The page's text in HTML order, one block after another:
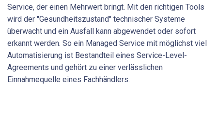
Service, der einen Mehrwert bringt. Mit den richtigen Tools
wird der "Gesundheitszustand" technischer Systeme
überwacht und ein Ausfall kann abgewendet oder sofort
erkannt werden. So ein Managed Service mit möglichst viel
Automatisierung ist Bestandteil eines Service-Level-
Agreements und gehört zu einer verlässlichen
Einnahmequelle eines Fachhändlers.